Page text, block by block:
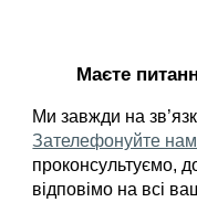
Маєте
Ми завжди на
Зателефонуйте нам
проконсультуємо,
відповімо на всі